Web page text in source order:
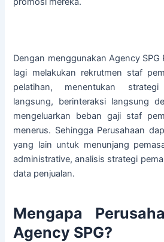
Dengan menggunakan Agency SPG
lagi melakukan rekrutmen staf
pelatihan, menentukan
langsung, berinteraksi langsung
mengeluarkan beban gaji staf
menerus. Sehingga Perusahaan
yang lain untuk menunjang
administrative, analisis strategi
data penjualan.
Mengapa
Agency SPG?